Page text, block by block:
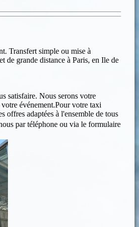
Transfert simple ou mise à
de grande distance à Paris, en Ile de
satisfaire. Nous serons votre
événement.Pour votre taxi
offres adaptées à l'ensemble de tous
par téléphone ou via le formulaire